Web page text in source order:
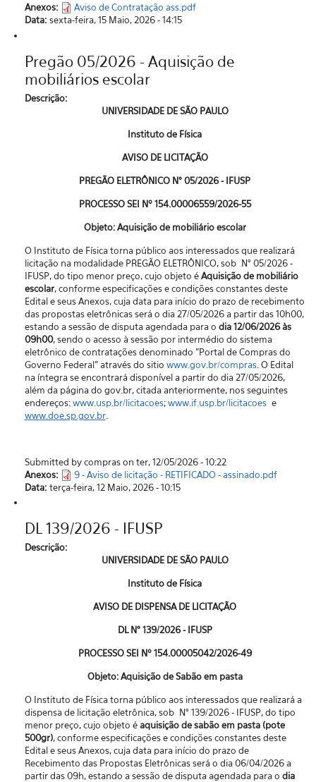
Anexos:
Aviso de Contratação ass.pdf
Data: sexta-feira, 15 Maio, 2026 - 14:15
Pregão 05/2026 - Aquisição de
mobiliários escolar
Descrição:
UNIVERSIDADE DE SÃO PAULO
Instituto de Física
AVISO DE LICITAÇÃO
PREGÃO ELETRÔNICO N° 05/2026 - IFUSP
PROCESSO SEI Nº 154.00006559/2026-55
Objeto: Aquisição de mobiliário escolar
O Instituto de Física torna público aos interessados que realizará
licitação na modalidade PREGÃO ELETRÔNICO, sob N° 05/2026 -
IFUSP, do tipo menor preço, cujo objeto éAquisição de mobiliário
escolar, conforme especificações e condições constantes deste
Edital e seus Anexos, cuja data para início do prazo de recebimento
das propostas eletrônicas será o dia 27/05/2026 a partir das 10h00,
estando a sessão de disputa agendada para o dia 12/06/2026 às
09h00, sendo o acesso à sessão por intermédio do sistema
eletrônico de contratações denominado "Portal de Compras do
Governo Federal” através do sitio www.gov.br/compras. O Edital
na íntegra se encontrará disponível a partir do dia 27/05/2026,
além da página do gov.br, citada anteriormente, nos seguintes
endereços:www.usp.br/licitacoes;www.if.usp.br/licitacoese
www.doe.sp.gov.br.
Submitted by compras on ter, 12/05/2026 - 10:22
Anexos:
9 - Aviso de licitação - RETIFICADO - assinado.pdf
Data: terça-feira, 12 Maio, 2026 - 10:15
DL 139/2026 - IFUSP
Descrição:
UNIVERSIDADE DE SÃO PAULO
Instituto de Física
AVISO DE DISPENSA DE LICITAÇÃO
DL N° 139/2026 - IFUSP
PROCESSO SEI Nº 154.00005042/2026-49
Objeto: Aquisição de Sabão em pasta
O Instituto de Física torna público aos interessados que realizará a
dispensa de licitação eletrônica, sob N° 139/2026 - IFUSP, do tipo
menor preço, cujo objeto éaquisição de sabão em pasta (pote
500gr), conforme especificações e condições constantes deste
Edital e seus Anexos, cuja data para início do prazo de
Recebimento das Propostas Eletrônicas será o dia 06/04/2026 a
partir das 09h, estando a sessão de disputa agendada para o dia